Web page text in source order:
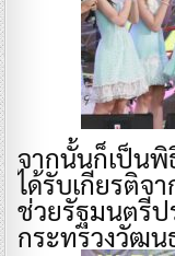
จากนั้นก็เป็นพิ
ได้รับเกียรติจ
ช่วยรัฐมนตรีป
กระทรวงวัฒน